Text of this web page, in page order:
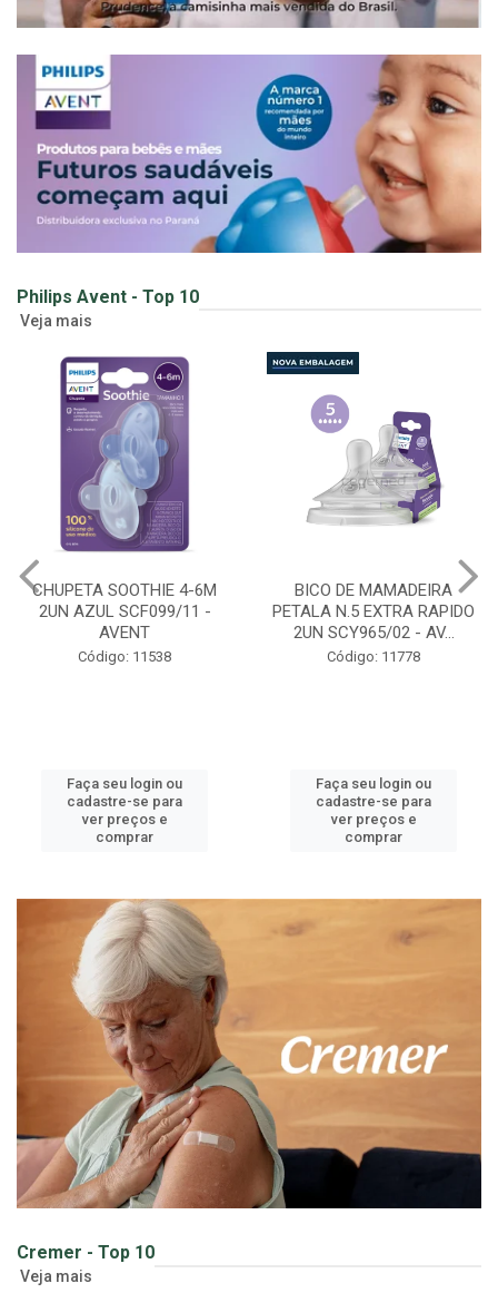
Philips Avent - Top 10
Veja mais
BICO DE MAMADEIRA
PETALA N.5 EXTRA RAPIDO
2UN SCY965/02 - AV...
Código: 11778
Faça seu login ou
cadastre-se para
ver preços e
comprar
MAMADEIRA PETALA 3-6M
260ML GIRAFA BICO 3
SCY903/66 - AVENT
Código: 11786
Faça seu login ou
cadastre-se para
ver preços e
comprar
Cremer - Top 10
Veja mais